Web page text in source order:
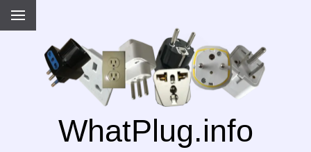
WhatPlug.info